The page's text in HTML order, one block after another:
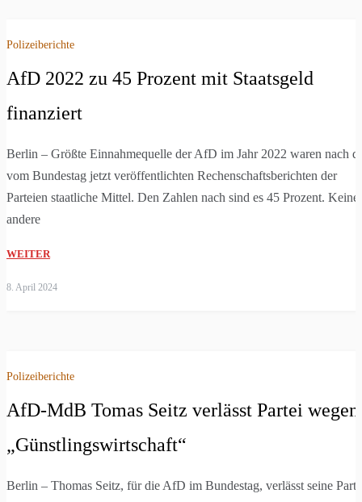
Polizeiberichte
AfD 2022 zu 45 Prozent mit Staatsgeld
finanziert
Berlin – Größte Einnahmequelle der AfD im Jahr 2022 waren nach
vom Bundestag jetzt veröffentlichten Rechenschaftsberichten der
Parteien staatliche Mittel. Den Zahlen nach sind es 45 Prozent. Keine
andere
WEITER
8. April 2024
Polizeiberichte
AfD-MdB Tomas Seitz verlässt Partei wegen
„Günstlings­wirtschaft“
Berlin – Thomas Seitz, für die AfD im Bundestag, verlässt seine